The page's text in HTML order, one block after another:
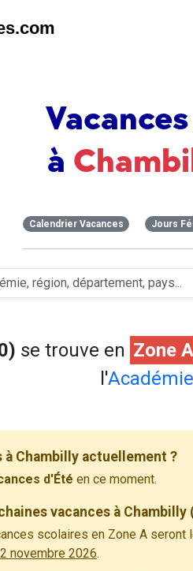
à
Calendrier Vacances Jours
se trouve en Zone A
l'
à Chambilly actuellement ?
d'Été en ce moment.
vacances à Chambilly
scolaires en Zone A seront
novembre 2026.